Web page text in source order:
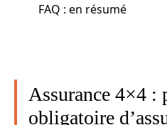
FAQ : en résumé
Assurance 4×4 :
obligatoire